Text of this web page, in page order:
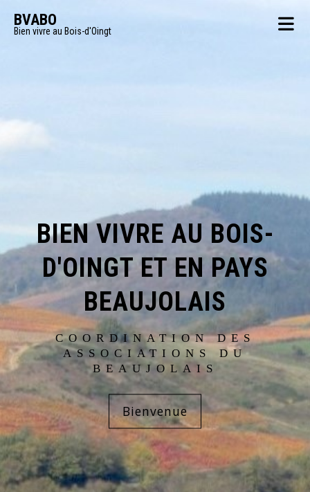
BVABO
Bien vivre au Bois-d'Oingt
BIEN VIVRE AU BOIS-
D'OINGT ET EN PAYS
BEAUJOLAIS
COORDINATION DES
ASSOCIATIONS DU
BEAUJOLAIS
Bienvenue